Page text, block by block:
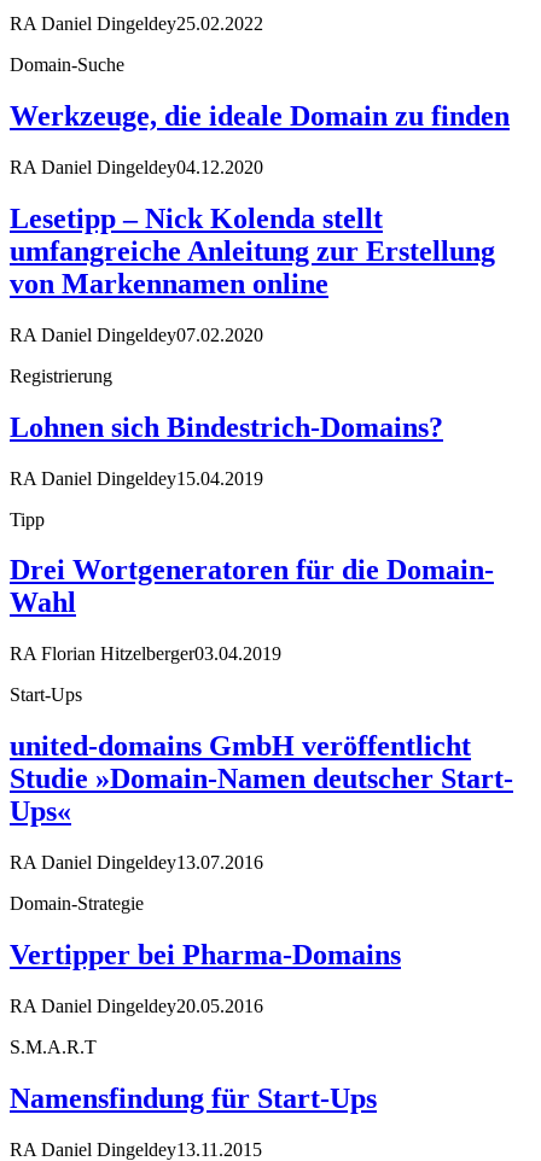
RA Daniel Dingeldey25.02.2022
Domain-Suche
Werkzeuge, die ideale Domain zu finden
RA Daniel Dingeldey04.12.2020
Lesetipp – Nick Kolenda stellt
umfangreiche Anleitung zur Erstellung
von Markennamen online
RA Daniel Dingeldey07.02.2020
Registrierung
Lohnen sich Bindestrich-Domains?
RA Daniel Dingeldey15.04.2019
Tipp
Drei Wortgeneratoren für die Domain-
Wahl
RA Florian Hitzelberger03.04.2019
Start-Ups
united-domains GmbH veröffentlicht
Studie »Domain-Namen deutscher Start-
Ups«
RA Daniel Dingeldey13.07.2016
Domain-Strategie
Vertipper bei Pharma-Domains
RA Daniel Dingeldey20.05.2016
S.M.A.R.T
Namensfindung für Start-Ups
RA Daniel Dingeldey13.11.2015